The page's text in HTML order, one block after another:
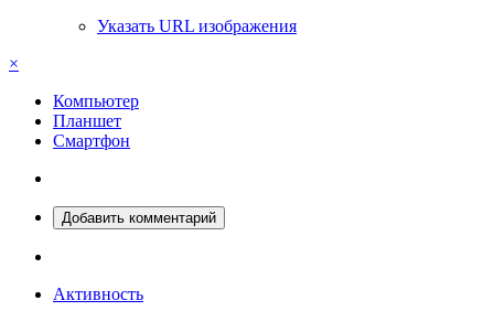
Указать URL изображения
×
Компьютер
Планшет
Смартфон
Добавить комментарий
Активность